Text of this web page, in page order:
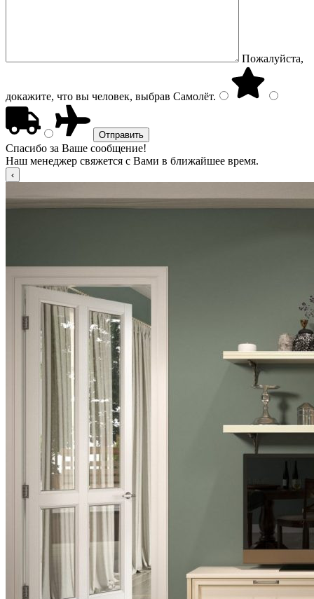
Пожалуйста,
докажите, что вы человек, выбрав Самолёт.
Спасибо за Ваше сообщение!
Наш менеджер свяжется с Вами в ближайшее время.